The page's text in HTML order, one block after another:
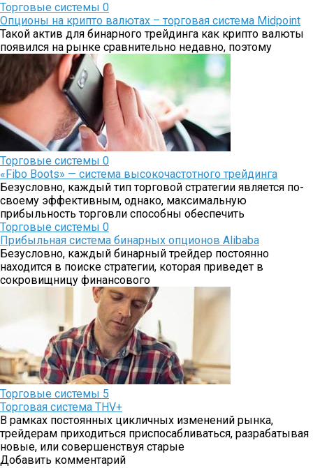
Торговые системы 0
Опционы на крипто валютах – торговая система Midpoint
Такой актив для бинарного трейдинга как крипто валюты
появился на рынке сравнительно недавно, поэтому
Торговые системы 0
«Fibo Boots» — система высокочастотного трейдинга
Безусловно, каждый тип торговой стратегии является по-
своему эффективным, однако, максимальную
прибыльность торговли способны обеспечить
Торговые системы 0
Прибыльная система бинарных опционов Alibaba
Безусловно, каждый бинарный трейдер постоянно
находится в поиске стратегии, которая приведет в
сокровищницу финансового
Торговые системы 5
Торговая система THV+
В рамках постоянных цикличных изменений рынка,
трейдерам приходиться приспосабливаться, разрабатывая
новые, или совершенствуя старые
Добавить комментарий